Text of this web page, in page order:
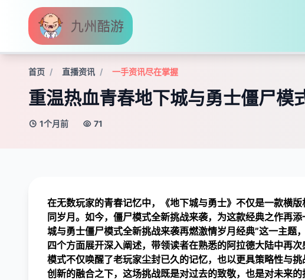
首页 直播资讯 一手资讯尽在掌握
重温热血青春地下城与勇士僵尸模
1个月前 71
在无数玩家的青春记忆中，《地下城与勇士》不仅是一款横
同岁月。如今，僵尸模式全新挑战来袭，为这款经典之作再
城与勇士僵尸模式全新挑战来袭再燃激情岁月经典”这一主题
四个方面展开深入阐述，带领读者在熟悉的阿拉德大陆中再
模式不仅唤醒了老玩家尘封已久的记忆，也以更具策略性与
创新的融合之下，这场挑战既是对过去的致敬，也是对未来